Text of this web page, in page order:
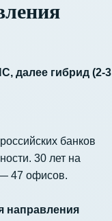
далее гибрид (2-3
банков
30 лет на
47 офисов.
направления